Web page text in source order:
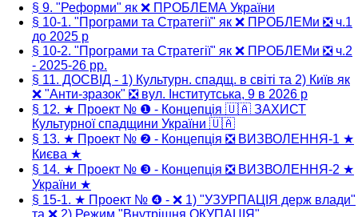
§ 9. "Реформи" як ❌ ПРОБЛЕМА України
§ 10-1. "Програми та Стратегії" як ❌ ПРОБЛЕМи ❎ ч.1
до 2025 р
§ 10-2. "Програми та Стратегії" як ❌ ПРОБЛЕМи ❎ ч.2
- 2025-26 рр.
§ 11. ДОСВІД - 1) Культурн. спадщ. в світі та 2) Київ як
❌ "Анти-зразок" ❎ вул. Інститутська, 9 в 2026 р
§ 12. ★ Проект № ❶ - Концепція 🇺🇦 ЗАХИСТ
Культурної спадщини України 🇺🇦
§ 13. ★ Проект № ❷ - Концепція ❎ ВИЗВОЛЕННЯ-1 ★
Києва ★
§ 14. ★ Проект № ❸ - Концепція ❎ ВИЗВОЛЕННЯ-2 ★
України ★
§ 15-1. ★ Проект № ❹ - ❌ 1) "УЗУРПАЦІЯ держ влади"
та ❌ 2) Режим "Внутрішня ОКУПАЦІЯ"